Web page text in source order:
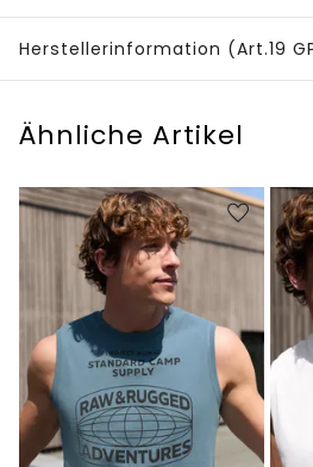
Herstellerinformation (Art.19
Ähnliche Artikel